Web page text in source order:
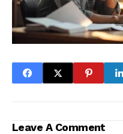
Leave A Comment